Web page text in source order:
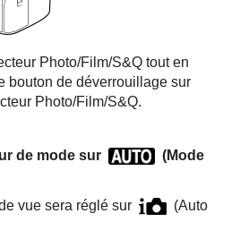
Photo/Film/S&Q tout en
bouton de déverrouillage sur
Photo/Film/S&Q.
de mode sur (Mode
vue sera réglé sur
(Auto